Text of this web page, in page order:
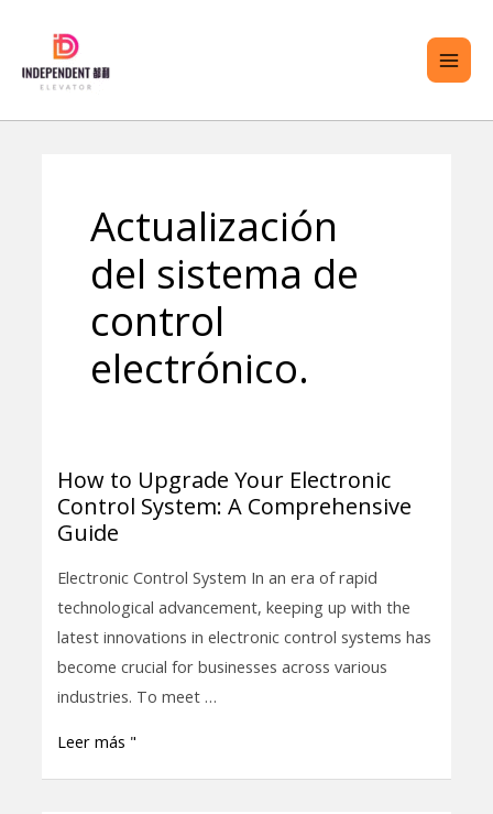
contenido
Actualización
del sistema de
control
electrónico.
How to Upgrade Your Electronic
Control System: A Comprehensive
Guide
Electronic Control System In an era of rapid
technological advancement, keeping up with the
latest innovations in electronic control systems has
become crucial for businesses across various
industries. To meet …
How
to
Upgrade
Your
Electronic
Control
System:
A
Guide
Leer más "